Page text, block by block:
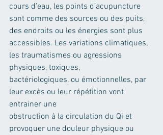
cours d’eau, les points d’acupuncture
sont comme des sources ou des puits,
des endroits ou les énergies sont plus
accessibles. Les variations climatiques,
les traumatismes ou agressions
physiques, toxiques,
bactériologiques, ou émotionnelles, par
leur excès ou leur répétition vont
entrainer une
obstruction à la circulation du Qi et
provoquer une douleur physique ou